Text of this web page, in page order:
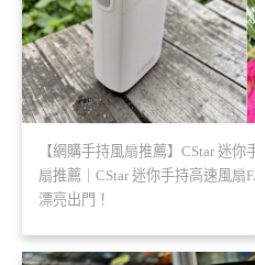
【網購手持風扇推薦】CStar 迷
扇推薦｜CStar 迷你手持高速風扇
漂亮出門！